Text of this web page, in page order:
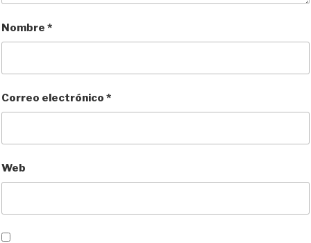
Nombre *
Correo electrónico *
Web